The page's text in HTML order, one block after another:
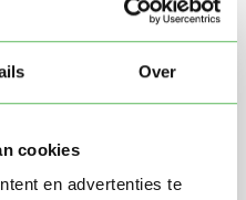
Over
cookies
en advertenties te